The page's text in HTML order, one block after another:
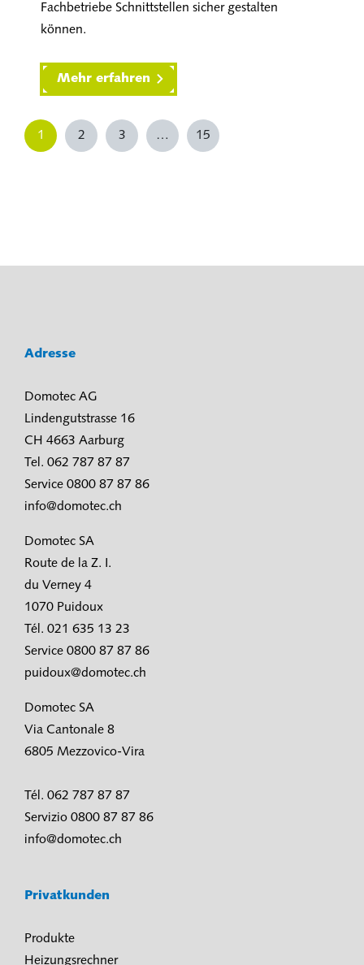
Fachbetriebe Schnittstellen sicher gestalten
können.
Mehr erfahren
1 2 3 … 15
Adresse
Domotec AG
Lindengutstrasse 16
CH 4663 Aarburg
Tel. 062 787 87 87
Service 0800 87 87 86
info@domotec.ch
Domotec SA
Route de la Z. I.
du Verney 4
1070 Puidoux
Tél. 021 635 13 23
Service 0800 87 87 86
puidoux@domotec.ch
Domotec SA
Via Cantonale 8
6805 Mezzovico-Vira
Tél. 062 787 87 87
Servizio 0800 87 87 86
info@domotec.ch
Privatkunden
Produkte
Heizungsrechner